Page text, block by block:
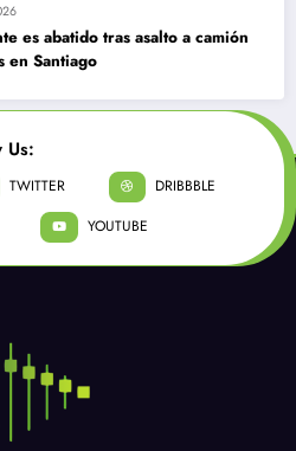
es abatido tras asalto a camión
en Santiago
Us:
TWITTER
DRIBBBLE
YOUTUBE